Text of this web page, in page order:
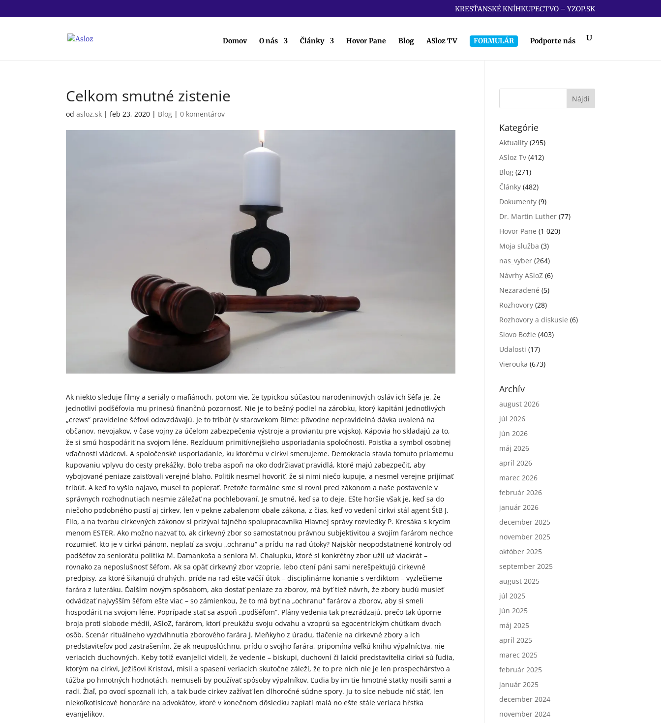
KRESŤANSKÉ KNÍHKUPECTVO – YZOP.SK
Domov O nás Články Hovor Pane Blog ASloz TV FORMULÁR Podporte nás
Celkom smutné zistenie
odasloz.sk |feb 23, 2020 | Blog |0 komentárov
Ak niekto sleduje filmy a seriály o mafiánoch, potom vie, že typickou súčasťou narodeninových osláv ich šéfa je, že
jednotliví podšéfovia mu prinesú finančnú pozornosť. Nie je to bežný podiel na zárobku, ktorý kapitáni jednotlivých
„crews“ pravidelne šéfovi odovzdávajú. Je to tribút (v starovekom Ríme: pôvodne nepravidelná dávka uvalená na
občanov, nevojakov, v čase vojny za účelom zabezpečenia výstroje a proviantu pre vojsko). Kápovia ho skladajú za to,
že si smú hospodáriť na svojom léne. Rezíduum primitívnejšieho usporiadania spoločnosti. Poistka a symbol osobnej
vďačnosti vládcovi. A spoločenské usporiadanie, ku ktorému v cirkvi smerujeme. Demokracia stavia tomuto priamemu
kupovaniu vplyvu do cesty prekážky. Bolo treba aspoň na oko dodržiavať pravidlá, ktoré majú zabezpečiť, aby
vybojované peniaze zaisťovali verejné blaho. Politik nesmel hovoriť, že si nimi niečo kupuje, a nesmel verejne prijímať
tribút. A keď to vyšlo najavo, musel to popierať. Pretože formálne sme si rovní pred zákonom a naše postavenie v
správnych rozhodnutiach nesmie záležať na pochlebovaní. Je smutné, keď sa to deje. Ešte horšie však je, keď sa do
niečoho podobného pustí aj cirkev, len v pekne zabalenom obale zákona, z čias, keď vo vedení cirkvi stál agent ŠtB J.
Filo, a na tvorbu cirkevných zákonov si prizýval tajného spolupracovníka Hlavnej správy rozviedky P. Kresáka s krycím
menom ESTER. Ako možno nazvať to, ak cirkevný zbor so samostatnou právnou subjektivitou a svojím farárom nechce
rozumieť, kto je v cirkvi pánom, neplatí za svoju „ochranu“ a prídu na rad útoky? Najskôr neopodstatnené kontroly od
podšéfov zo seniorátu politika M. Damankoša a seniora M. Chalupku, ktoré si konkrétny zbor užil už viackrát –
rovnako za neposlušnosť šéfom. Ak sa opäť cirkevný zbor vzoprie, lebo ctení páni sami nerešpektujú cirkevné
predpisy, za ktoré šikanujú druhých, príde na rad ešte väčší útok – disciplinárne konanie s verdiktom – vyzlečieme
farára z luteráku. Ďalším novým spôsobom, ako dostať peniaze zo zborov, má byť tiež návrh, že zbory budú musieť
odvádzať najvyšším šéfom ešte viac – so zámienkou, že to má byť na „ochranu“ farárov a zborov, aby si smeli
hospodáriť na svojom léne. Poprípade stať sa aspoň „podšéfom“. Plány vedenia tak prezrádzajú, prečo tak úporne
broja proti slobode médií, ASloZ, farárom, ktorí preukážu svoju odvahu a vzoprú sa egocentrickým chúťkam dvoch
osôb. Scenár rituálneho vyzdvihnutia zborového farára J. Meňkyho z úradu, tlačenie na cirkevné zbory a ich
predstaviteľov pod zastrašením, že ak neuposlúchnu, prídu o svojho farára, pripomína veľkú knihu výpalníctva, nie
veriacich duchovných. Keby totiž evanjelici videli, že vedenie – biskupi, duchovní či laickí predstavitelia cirkvi sú ľudia,
ktorým na cirkvi, Ježišovi Kristovi, misii a spasení veriacich skutočne záleží, že to pre nich nie je len prospechárstvo a
túžba po hmotných hodnotách, nemuseli by používať spôsoby výpalníkov. Ľudia by im tie hmotné statky nosili sami a
radi. Žiaľ, po ovocí spoznali ich, a tak bude cirkev zažívať len dlhoročné súdne spory. Ju to síce nebude nič stáť, len
niekoľkotisícové honoráre na advokátov, ktoré v konečnom dôsledku zaplatí malá no ešte stále veriaca hŕstka
evanjelikov.
Kategórie
Aktuality (295)
ASloz Tv (412)
Blog (271)
Články (482)
Dokumenty (9)
Dr. Martin Luther (77)
Hovor Pane (1 020)
Moja služba (3)
nas_vyber (264)
Návrhy ASloZ (6)
Nezaradené (5)
Rozhovory (28)
Rozhovory a diskusie (6)
Slovo Božie (403)
Udalosti (17)
Vierouka (673)
Archív
august 2026
júl 2026
jún 2026
máj 2026
apríl 2026
marec 2026
február 2026
január 2026
december 2025
november 2025
október 2025
september 2025
august 2025
júl 2025
jún 2025
máj 2025
apríl 2025
marec 2025
február 2025
január 2025
december 2024
november 2024